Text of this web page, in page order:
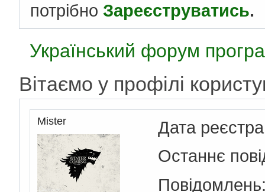
потрібно Зареєструватись.
Український форум
Вітаємо у профілі
Mister
Дата
Останнє